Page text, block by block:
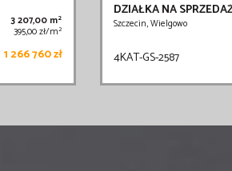
3 207,00 m2
395,00 zł/m2
1 266 760 zł
DZIAŁKA NA
Szczecin, Wielgowo
4KAT-GS-2587